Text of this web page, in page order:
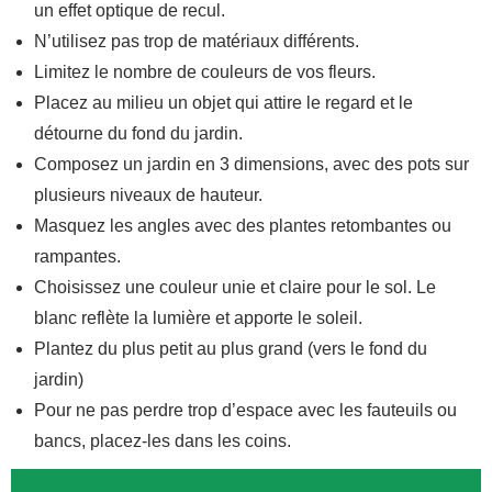
un effet optique de recul.
N’utilisez pas trop de matériaux différents.
Limitez le nombre de couleurs de vos fleurs.
Placez au milieu un objet qui attire le regard et le
détourne du fond du jardin.
Composez un jardin en 3 dimensions, avec des pots sur
plusieurs niveaux de hauteur.
Masquez les angles avec des plantes retombantes ou
rampantes.
Choisissez une couleur unie et claire pour le sol. Le
blanc reflète la lumière et apporte le soleil.
Plantez du plus petit au plus grand (vers le fond du
jardin)
Pour ne pas perdre trop d’espace avec les fauteuils ou
bancs, placez-les dans les coins.